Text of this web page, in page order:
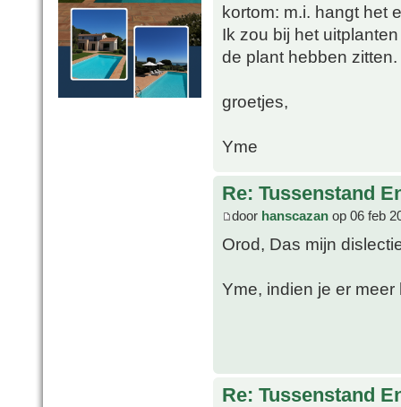
kortom: m.i. hangt het
Ik zou bij het
de plant hebben zitten.
groetjes,
Yme
Re: Tussenstand
door hanscazan op 06 feb
Orod, Das mijn
Yme, indien je er
Re: Tussenstand